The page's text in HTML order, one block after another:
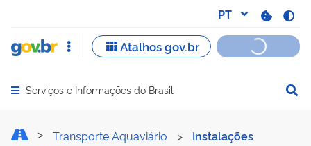
Abrir menu principal de navegação
Serviços e Informações do Brasil
Solicitar à Antaq
Transporte Aquaviário >
Instalações